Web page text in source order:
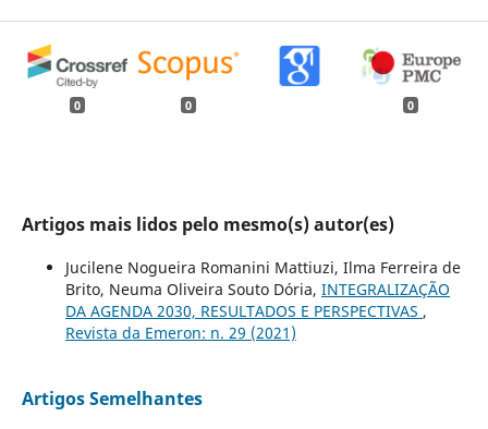
0 0 0
Artigos mais lidos pelo mesmo(s) autor(es)
Jucilene Nogueira Romanini Mattiuzi, Ilma Ferreira de
Brito, Neuma Oliveira Souto Dória, INTEGRALIZAÇÃO
DA AGENDA 2030, RESULTADOS E PERSPECTIVAS ,
Revista da Emeron: n. 29 (2021)
Artigos Semelhantes